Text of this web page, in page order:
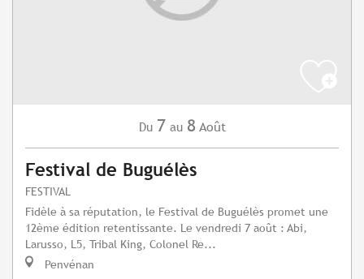
Du 7 au 8 Août
Festival de Buguélès
FESTIVAL
Fidèle à sa réputation, le Festival de Buguélès promet une
12ème édition retentissante. Le vendredi 7 août : Abi,
Larusso, L5, Tribal King, Colonel Re...
Penvénan